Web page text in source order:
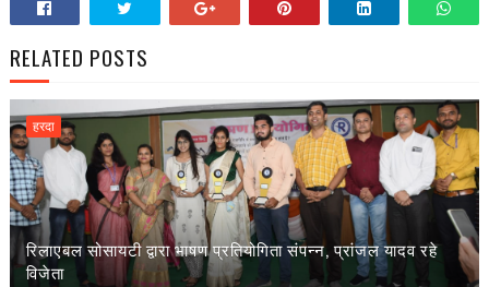
RELATED POSTS
हरदा
रिलाएबल सोसायटी द्वारा भाषण प्रतियोगिता संपन्न, प्रांजल यादव रहे
विजेता